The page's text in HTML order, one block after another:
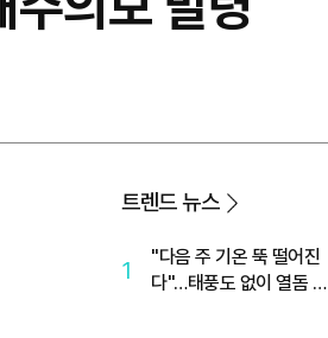
트렌드 뉴스
1
"다음 주 기온 뚝 떨어진
다"…태풍도 없이 열돔 박